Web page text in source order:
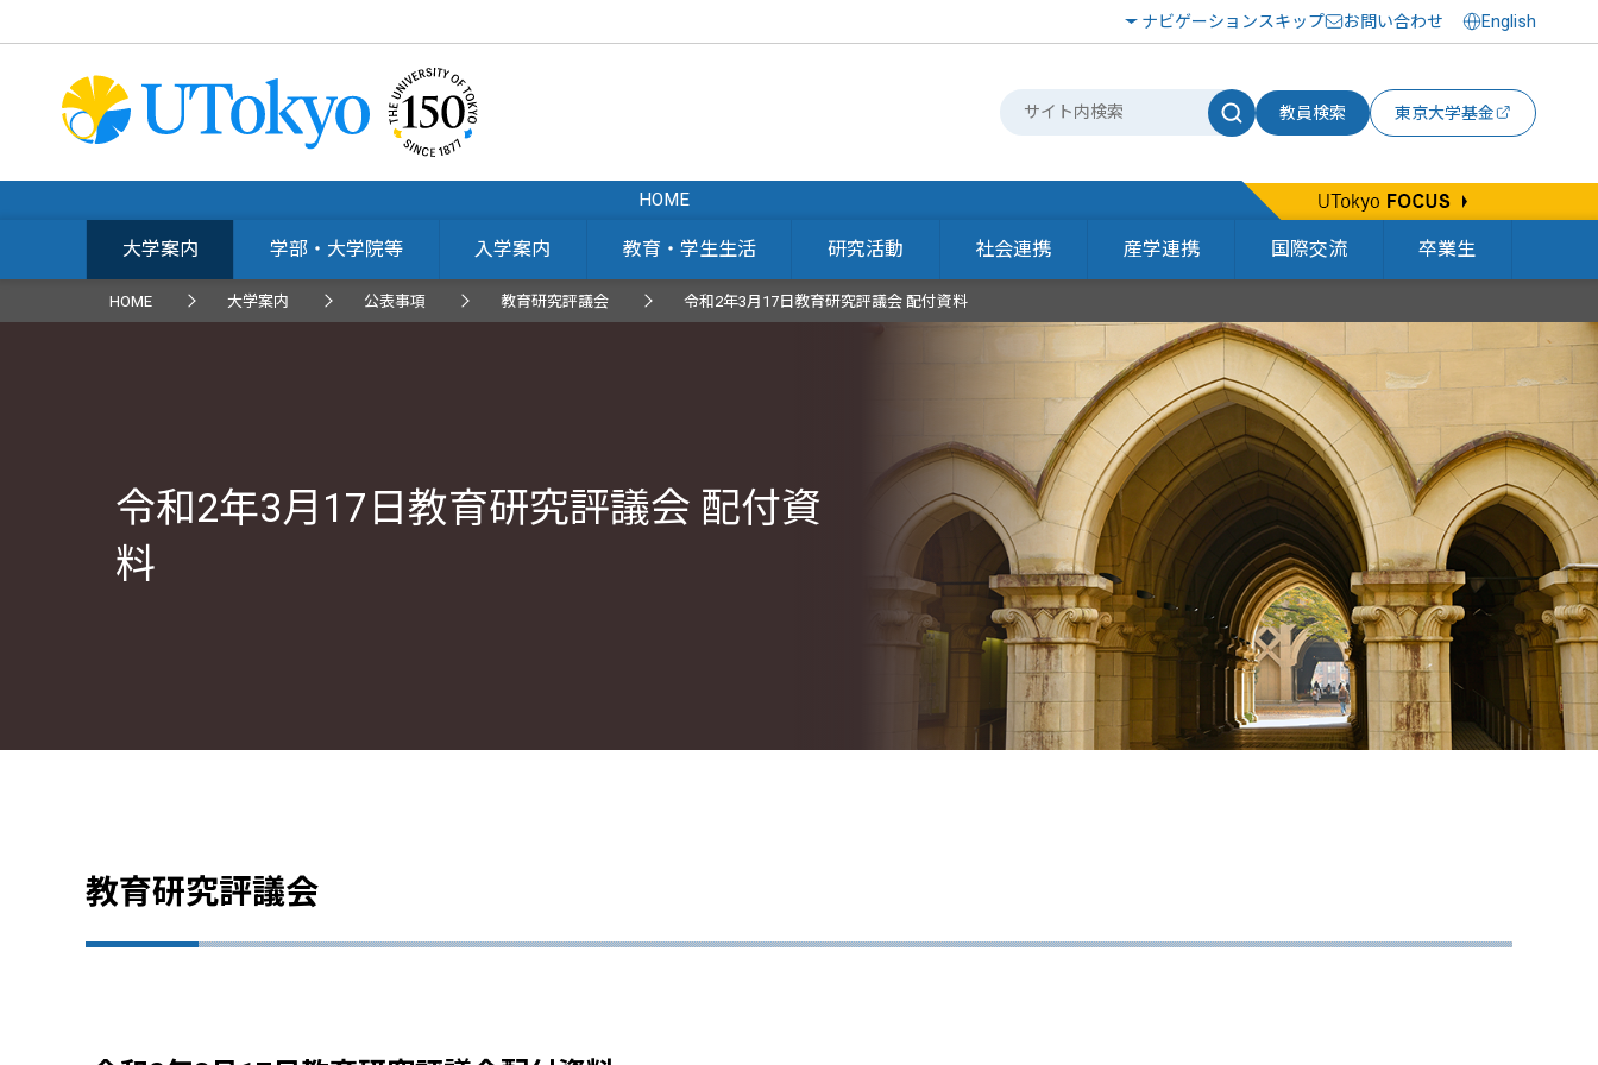
ナビゲーションスキップ お問い合わせ English
教員検索 東京大学基金
HOME
大学案内 学部・大学院等 入学案内 教育・学生生活 研究活動 社会連携 産学連携 国際交流 卒業生
HOME 大学案内 公表事項 教育研究評議会 令和2年3月17日教育研究評議会 配付資料
令和2年3月17日教育研究評議会 配付資
料
教育研究評議会